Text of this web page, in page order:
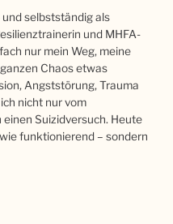
und selbstständig als
und MHFA-
nur mein Weg, meine
Chaos etwas
Angststörung, Trauma
nicht nur vom
Suizidversuch. Heute
funktionierend – sondern